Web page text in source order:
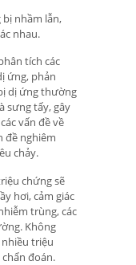
nhầm lẫn,
nhau.
tích các
ứng, phản
dị ứng thường
sưng tấy, gây
vấn đề về
đề nghiêm
chảy.
chứng sẽ
hơi, cảm giác
trùng, các
Không
triệu
đoán.